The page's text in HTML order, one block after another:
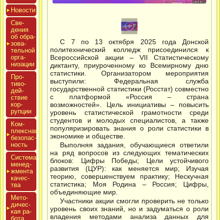
Новос­ти
Све­
дения
об об­ра­
зова­
тель­ной
ор­га­
низа­ции
Про­
тиво­
дей­
ствие
кор­
рупции
Ком­
плексная
бе­зопас­
ность
Сис­те­ма
ме­нед­
жмен­та
ка­чес­
тва
Мето­
дичес­
кая ра­
бота
С 7 по 13 октября 2025 года Донской
политехнический колледж присоединился к
Всероссийской акции – VII Статистическому
диктанту, приуроченному ко Всемирному дню
статистики. Организатором мероприятия
выступили: Федеральная служба
государственной статистики (Росстат) совместно
с платформой «Россия – страна
возможностей». Цель инициативы – повысить
уровень статистической грамотности среди
студентов и молодых специалистов, а также
популяризировать знания о роли статистики в
экономике и обществе.
Выполняя задания, обучающиеся ответили
на ряд вопросов из следующих тематических
блоков: Цифры Победы; Цели устойчивого
развития (ЦУР): как меняется мир; Изучая
теорию, совершенствуем практику; Нескучная
статистика; Моя Родина – Россия; Цифры,
объединяющие мир.
Участники акции смогли проверить не только
уровень своих знаний, но и задуматься о роли
владения методами анализа данных для